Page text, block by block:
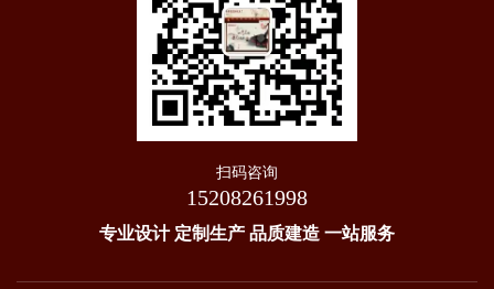
扫码咨询
15208261998
专业设计 定制生产 品质建造 一站服务